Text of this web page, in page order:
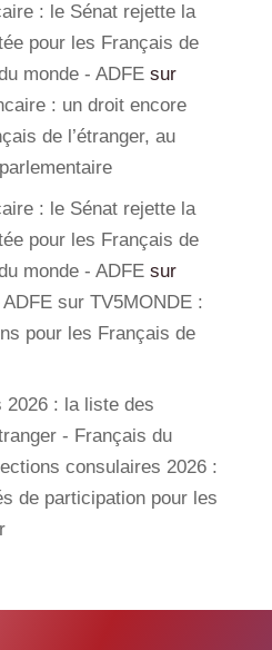
: le Sénat rejette la
pour les Français de
monde - ADFEsur
: un droit encore
de l’étranger, au
: le Sénat rejette la
pour les Français de
monde - ADFEsur
sur TV5MONDE :
pour les Français de
2026 : la liste des
- Français du
consulaires 2026 :
de participation pour les